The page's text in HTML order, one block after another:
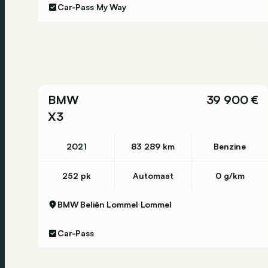
Car-Pass My Way
BMW
X3
39 900 €
2021 83 289 km Benzine
252 pk Automaat 0 g/km
BMW Beliën Lommel Lommel
Car-Pass